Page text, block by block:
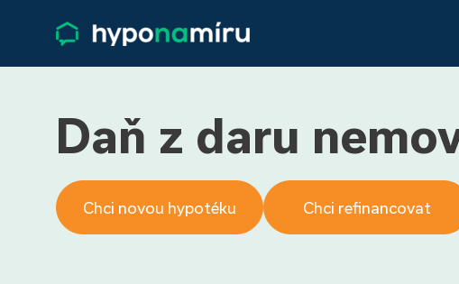
Daň z daru
Chci novou hypotéku Chci refinancovat